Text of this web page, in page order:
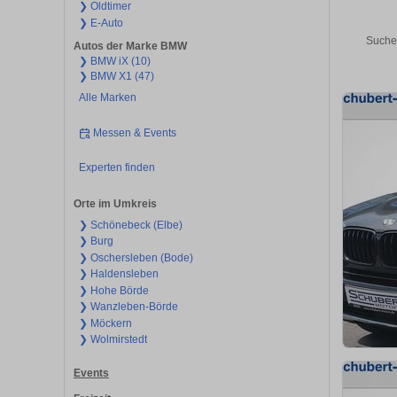
❯ Oldtimer
❯ E-Auto
Autos der Marke BMW
❯ BMW iX (10)
❯ BMW X1 (47)
Alle Marken
Messen & Events
Experten finden
Orte im Umkreis
❯ Schönebeck (Elbe)
❯ Burg
❯ Oschersleben (Bode)
❯ Haldensleben
❯ Hohe Börde
❯ Wanzleben-Börde
❯ Möckern
❯ Wolmirstedt
Events